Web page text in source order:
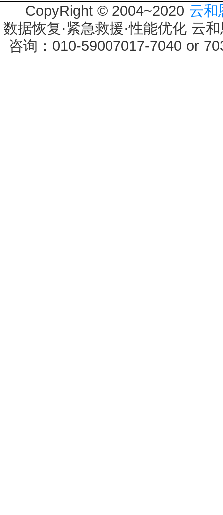
CopyRight © 2004~2020 云和
数据恢复·紧急救援·性能优化 云
咨询：010-59007017-7040 or